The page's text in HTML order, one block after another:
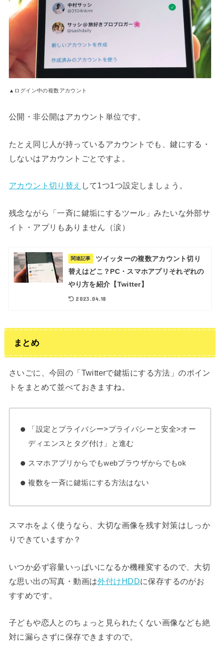
▲ログイン中の複数アカウント
公開・非公開はアカウント単位です。
たとえ同じ人が持っているアカウントでも、鍵にする・
しないはアカウントごとですよ。
アカウント切り替え して1つ1つ設定しましょう。
残念ながら「一斉に鍵垢にするツール」みたいな外部サ
イト・アプリもありません（涙）
関連記事
ツイッターの複数アカウント切り
替えはどこ？PC・スマホアプリそれぞれの
やり方を紹介【Twitter】
2023.04.18
まとめ
さいごに、今回の「Twitterで鍵垢にする方法」のポイン
トをまとめて並べておきますね。
「設定とプライバシー>プライバシーと安全>オー
ディエンスとタグ付け」と進む
スマホアプリからでもwebブラウザからでもok
複数を一斉に鍵垢にする方法はない
スマホをよく使うなら、大切な画像を残す対策はしっか
りできていますか？
いつか必ず容量いっぱいになるか機種変するので、大切
な思い出の写真・動画は外付けHDDに保存するのがお
すすめです。
子どもや恋人とのちょっと見られたくない画像なども絶
対に漏らさずに保存できますので。